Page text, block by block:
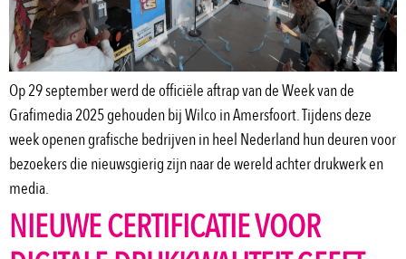
Op 29 september werd de officiële aftrap van de Week van de
Grafimedia 2025 gehouden bij Wilco in Amersfoort. Tijdens deze
week openen grafische bedrijven in heel Nederland hun deuren voor
bezoekers die nieuwsgierig zijn naar de wereld achter drukwerk en
media.
NIEUWE CERTIFICATIE VOOR